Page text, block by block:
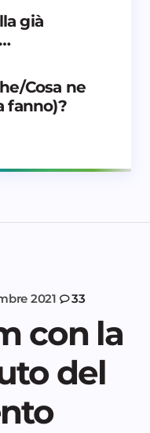
già
Cosa ne
fanno)?
2021 33
con la
del